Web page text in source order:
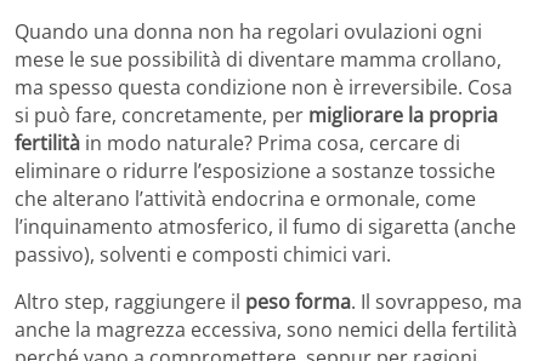
Quando una donna non ha regolari ovulazioni ogni
mese le sue possibilità di diventare mamma crollano,
ma spesso questa condizione non è irreversibile. Cosa
si può fare, concretamente, per migliorare la propria
fertilità in modo naturale? Prima cosa, cercare di
eliminare o ridurre l’esposizione a sostanze tossiche
che alterano l’attività endocrina e ormonale, come
l’inquinamento atmosferico, il fumo di sigaretta (anche
passivo), solventi e composti chimici vari.
Altro step, raggiungere il peso forma. Il sovrappeso, ma
anche la magrezza eccessiva, sono nemici della fertilità